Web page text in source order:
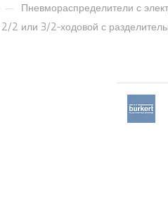
— Пневмораспределители с
2 или 3/2-ходовой с